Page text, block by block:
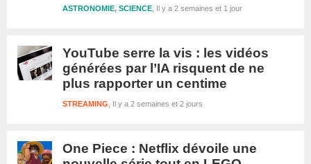
Il y a 2 semaines et 1 jour
ASTRONOMIE, SCIENCE
YouTube serre la vis : les vidéos
générées par l’IA risquent de ne
plus rapporter un centime
Il y a 2 semaines et 2 jours
STREAMING
One Piece : Netflix dévoile une